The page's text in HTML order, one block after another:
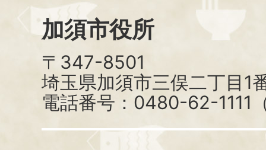
加須市役所
〒347-8501
埼玉県加須市三俣二丁目1
電話番号：0480-62-1111